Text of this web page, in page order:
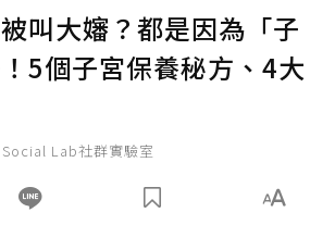
叫大嬸？都是因為「子
5個子宮保養秘方、4大
Social Lab社群實驗室